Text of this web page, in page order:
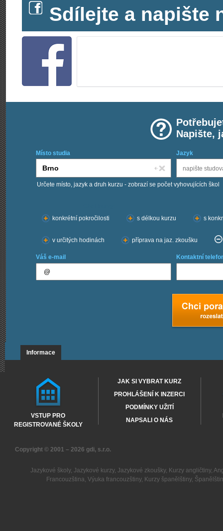
Sdílejte a napište
Napište,
Místo studia Jazyk
Určete místo, jazyk a druh kurzu - zobrazí se počet vyhovujících škol
konkrétní pokročilosti
s délkou kurzu s
v určitých hodinách příprava na jaz. zkoušku
Váš e-mail Kontaktní
Informace
VSTUP PRO
REGISTROVANÉ ŠKOLY
JAK SI VYBRAT KURZ
PROHLÁŠENÍ K INZERCI
PODMÍNKY UŽITÍ
NAPSALI O NÁS
Copyright © 2001 – 2026 gdi, s.r.o.
Jazykové školy, Jazykové kurzy, Jazykové zkoušky, Kurzy angličtiny,
Francouzština,Výuka francouzštiny, Kurzy španělštiny,